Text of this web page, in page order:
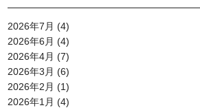
2026年7月 (4)
2026年6月 (4)
2026年4月 (7)
2026年3月 (6)
2026年2月 (1)
2026年1月 (4)